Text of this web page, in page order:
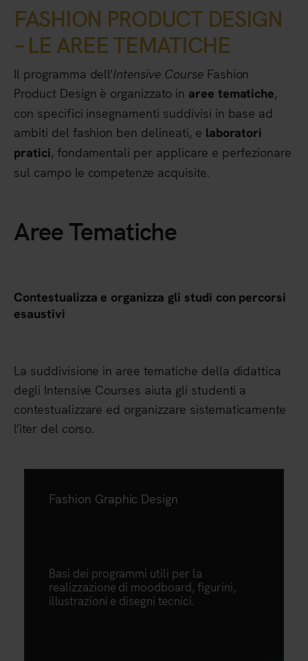
FASHION PRODUCT DESIGN
– LE AREE TEMATICHE
Il programma dell’Intensive CourseFashion
Product Design è organizzato in aree tematiche,
con specifici insegnamenti suddivisi in base ad
ambiti del fashion ben delineati, e laboratori
pratici, fondamentali per applicare e perfezionare
sul campo le competenze acquisite.
AreeTematiche
Contestualizza e organizza gli studi con percorsi
esaustivi
La suddivisione in aree tematiche della didattica
degli Intensive Courses aiuta gli studenti a
contestualizzare ed organizzare sistematicamente
l’iter del corso.
Fashion Graphic Design
Basi dei programmi utili per la
realizzazione di moodboard, figurini,
illustrazioni e disegni tecnici.